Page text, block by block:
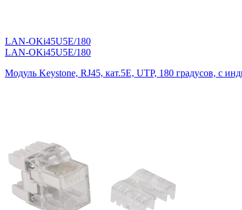
LAN-OKi45U5E/180
LAN-OKi45U5E/180
Модуль Keystone, RJ45, кат.5E, UTP, 180 градусов, с